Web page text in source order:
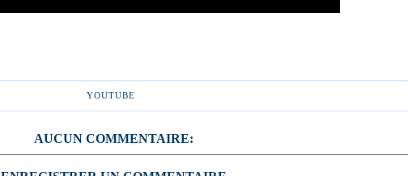
YOUTUBE
AUCUN COMMENTAIRE: